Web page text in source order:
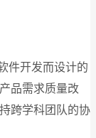
件开发而设计的
品需求质量改
跨学科团队的协